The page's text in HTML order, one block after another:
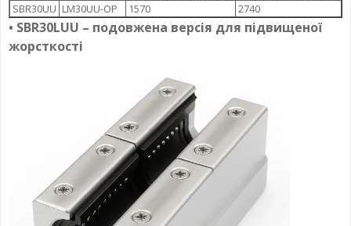
SBR30UU LM30UU-OP 1570 2740
• SBR30LUU – подовжена версія для підвищеної
жорсткості